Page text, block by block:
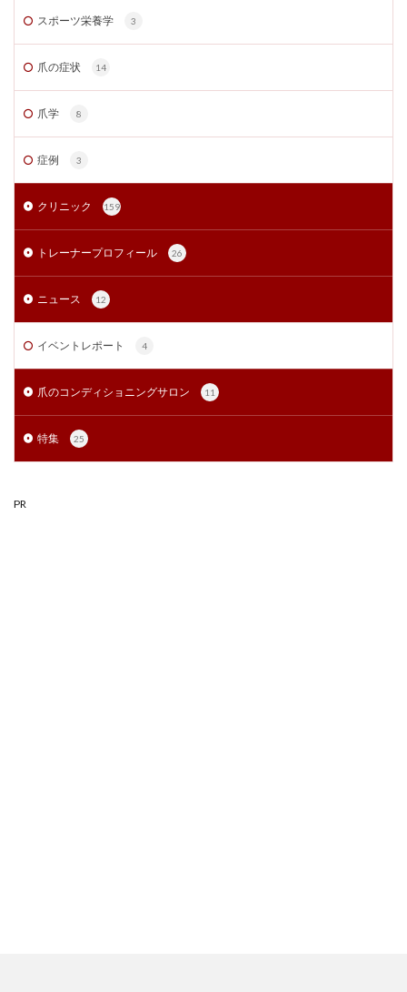
スポーツ栄養学 3
爪の症状 14
爪学 8
症例 3
クリニック 159
トレーナープロフィール 26
ニュース 12
イベントレポート 4
爪のコンディショニングサロン 11
特集 25
PR